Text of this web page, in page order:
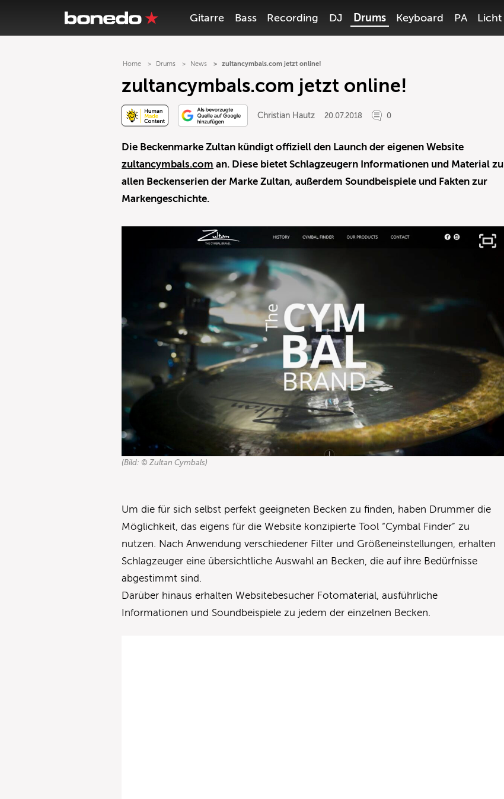
Gitarre Bass Recording DJ Drums Keyboard PA Licht
Home Drums News zultancymbals.com jetzt online!
zultancymbals.com jetzt online!
Christian Hautz 20.07.2018 0
Die Beckenmarke Zultan kündigt offiziell den Launch der eigenen Website
zultancymbals.com an. Diese bietet Schlagzeugern Informationen und Material zu
allen Beckenserien der Marke Zultan, außerdem Soundbeispiele und Fakten zur
Markengeschichte.
(Bild: © Zultan Cymbals)
Um die für sich selbst perfekt geeigneten Becken zu finden, haben Drummer die
Möglichkeit, das eigens für die Website konzipierte Tool “Cymbal Finder” zu
nutzen. Nach Anwendung verschiedener Filter und Größeneinstellungen, erhalten
Schlagzeuger eine übersichtliche Auswahl an Becken, die auf ihre Bedürfnisse
abgestimmt sind.
Darüber hinaus erhalten Websitebesucher Fotomaterial, ausführliche
Informationen und Soundbeispiele zu jedem der einzelnen Becken.